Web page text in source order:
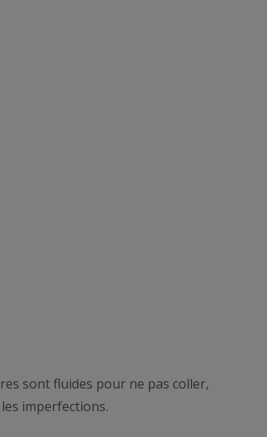
sont fluides pour ne pas coller,
imperfections.